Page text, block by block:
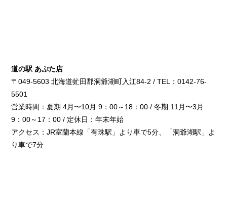
道の駅 あぷた店
〒049-5603 北海道虻田郡洞爺湖町入江84-2 / TEL：0142-76-
5501
営業時間：夏期 4月〜10月 9：00～18：00 / 冬期 11月〜3月
9：00～17：00 / 定休日：年末年始
アクセス：JR室蘭本線「有珠駅」より車で5分、「洞爺湖駅」よ
り車で7分